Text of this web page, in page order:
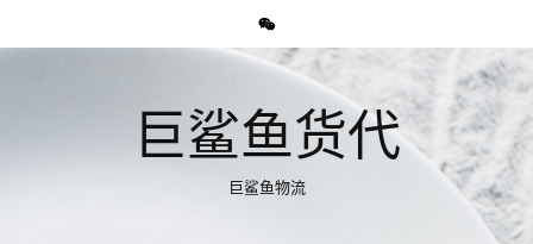
巨鲨鱼货代
巨鲨鱼物流